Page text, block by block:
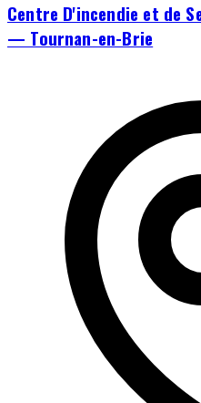
Centre D'incendie et de
— Tournan-en-Brie